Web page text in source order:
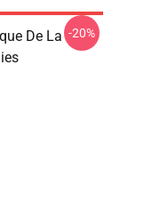
De La -20%